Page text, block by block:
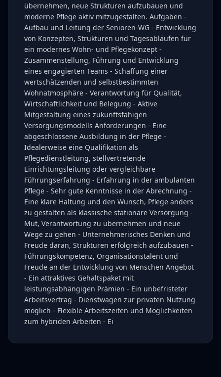
übernehmen, neue Strukturen aufzubauen und
moderne Pflege aktiv mitzugestalten. Aufgaben -
Aufbau und Leitung der Senioren-WG - Entwicklung
von Konzepten, Strukturen und Tagesabläufen für
ein modernes Wohn- und Pflegekonzept -
Zusammenstellung, Führung und Entwicklung
eines engagierten Teams - Schaffung einer
wertschätzenden und selbstbestimmten
Wohnatmosphäre - Verantwortung für Qualität,
Wirtschaftlichkeit und Belegung - Aktive
Mitgestaltung eines zukunftsfähigen
Versorgungsmodells Anforderungen - Eine
abgeschlossene Ausbildung in der Pflege -
Idealerweise eine Qualifikation als
Pflegedienstleitung, stellvertretende
Einrichtungsleitung oder vergleichbare
Führungserfahrung - Erfahrung in der ambulanten
Pflege - Sehr gute Kenntnisse in der Abrechnung -
Eine klare Haltung und den Wunsch, Pflege anders
zu gestalten als klassische stationäre Versorgung -
Mut, Verantwortung zu übernehmen und neue
Wege zu gehen - Unternehmerisches Denken und
Freude daran, Strukturen erfolgreich aufzubauen -
Führungskompetenz, Organisationstalent und
Freude an der Entwicklung von Menschen Angebot
- Ein attraktives Gehaltspaket mit
leistungsabhängigen Prämien - Ein unbefristeter
Arbeitsvertrag - Dienstwagen zur privaten Nutzung
möglich - Flexible Arbeitszeiten und Möglichkeiten
zum hybriden Arbeiten - Ei